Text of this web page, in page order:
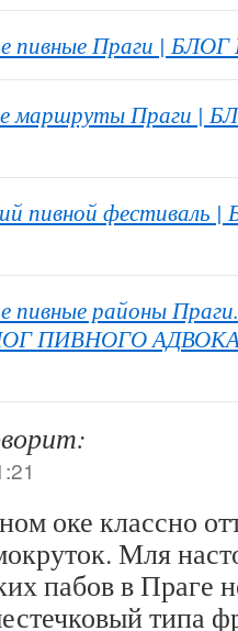
пивные Праги |
маршруты Праги |
пивной
пивные районы
ПИВНОГО
оке классно
Мля
пабов в Праге
типа